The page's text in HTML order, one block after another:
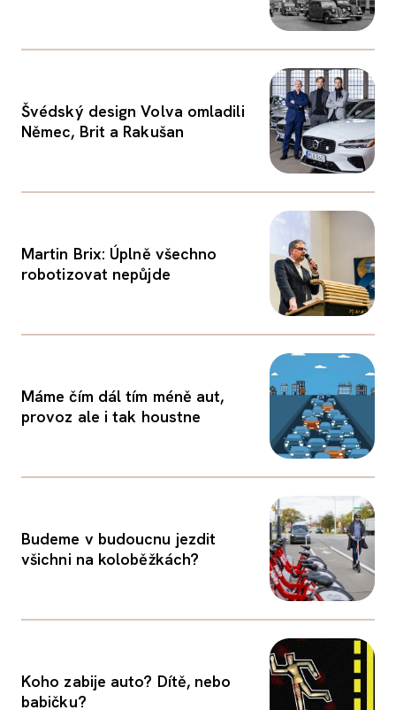
Švédský design Volva omladili
Němec, Brit a Rakušan
Martin Brix: Úplně všechno
robotizovat nepůjde
Máme čím dál tím méně aut,
provoz ale i tak houstne
Budeme v budoucnu jezdit
všichni na koloběžkách?
Koho zabije auto? Dítě, nebo
babičku?